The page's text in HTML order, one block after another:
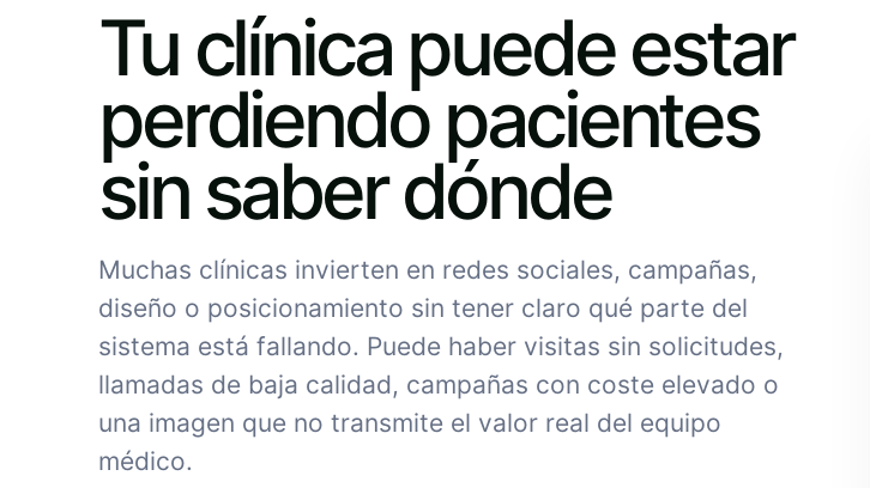
Tu clínica puede estar
perdiendo pacientes
sin saber dónde
Muchas clínicas invierten en redes sociales, campañas,
diseño o posicionamiento sin tener claro qué parte del
sistema está fallando. Puede haber visitas sin solicitudes,
llamadas de baja calidad, campañas con coste elevado o
una imagen que no transmite el valor real del equipo
médico.